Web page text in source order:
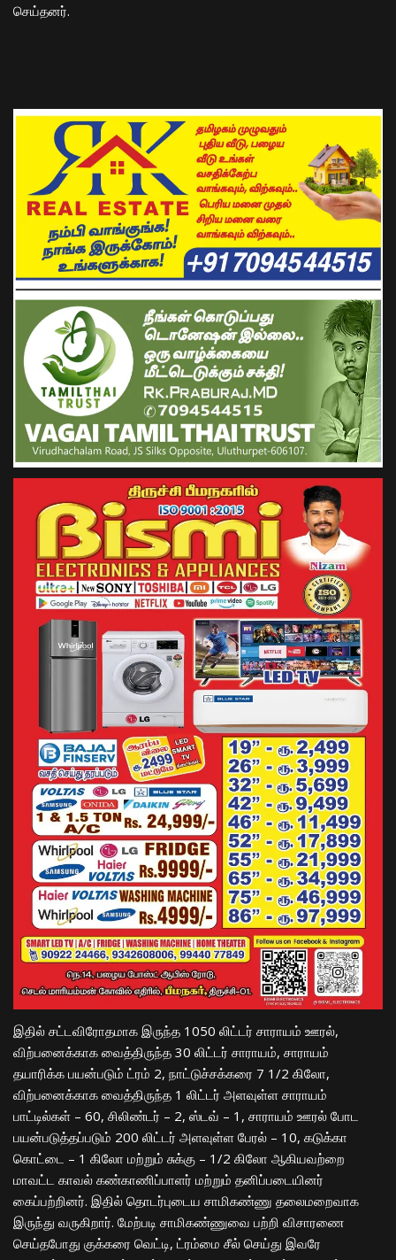
செய்தனர்.
இதில் சட்டவிரோதமாக இருந்த 1050 லிட்டர் சாராயம் ஊரல்,
விற்பனைக்காக வைத்திருந்த 30 லிட்டர் சாராயம், சாராயம்
தயாரிக்க பயன்படும் ட்ரம் 2, நாட்டுச்சக்கரை 7 1/2 கிலோ,
விற்பனைக்காக வைத்திருந்த 1 லிட்டர் அளவுள்ள சாராயம்
பாட்டில்கள் – 60, சிலிண்டர் – 2, ஸ்டவ் – 1, சாராயம் ஊரல் போட
பயன்படுத்தப்படும் 200 லிட்டர் அளவுள்ள பேரல் – 10, கடுக்கா
கொட்டை – 1 கிலோ மற்றும் சுக்கு – 1/2 கிலோ ஆகியவற்றை
மாவட்ட காவல் கண்காணிப்பாளர் மற்றும் தனிப்படையினர்
கைப்பற்றினர். இதில் தொடர்புடைய சாமிகண்ணு தலைமறைவாக
இருந்து வருகிறார். மேற்படி சாமிகண்ணுவை பற்றி விசாரணை
செய்தபோது குக்கரை வெட்டி, ட்ரம்மை சீல் செய்து இவரே